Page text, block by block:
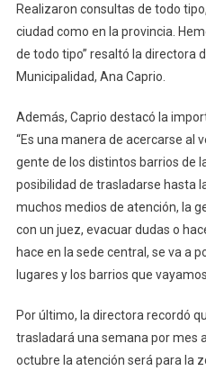
Realizaron consultas de todo
ciudad como en la provincia.
de todo tipo” resaltó la directora
Municipalidad, Ana Caprio.
Además, Caprio destacó la
“Es una manera de acercarse al
gente de los distintos barrios de
posibilidad de trasladarse hasta
muchos medios de atención, la
con un juez, evacuar dudas o
hace en la sede central, se va a
lugares y los barrios que
Por último, la directora recordó
trasladará una semana por mes
octubre la atención será para la